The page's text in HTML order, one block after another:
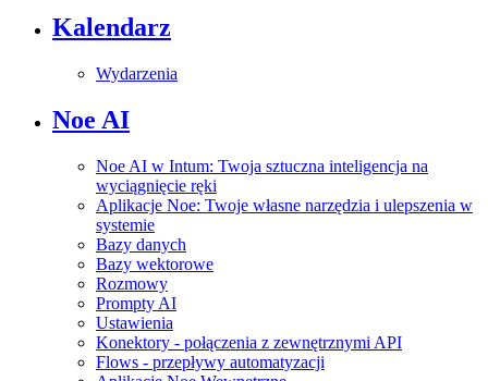
Kalendarz
Wydarzenia
Noe AI
Noe AI w Intum: Twoja sztuczna inteligencja na
wyciągnięcie ręki
Aplikacje Noe: Twoje własne narzędzia i ulepszenia w
systemie
Bazy danych
Bazy wektorowe
Rozmowy
Prompty AI
Ustawienia
Konektory - połączenia z zewnętrznymi API
Flows - przepływy automatyzacji